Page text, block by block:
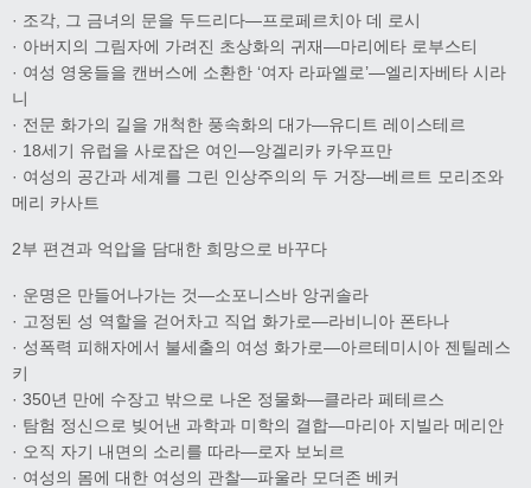
· 조각, 그 금녀의 문을 두드리다―프로페르치아 데 로시
· 아버지의 그림자에 가려진 초상화의 귀재―마리에타 로부스티
· 여성 영웅들을 캔버스에 소환한 ‘여자 라파엘로’―엘리자베타 시라
니
· 전문 화가의 길을 개척한 풍속화의 대가―유디트 레이스테르
· 18세기 유럽을 사로잡은 여인―앙겔리카 카우프만
· 여성의 공간과 세계를 그린 인상주의의 두 거장―베르트 모리조와
메리 카사트
2부 편견과 억압을 담대한 희망으로 바꾸다
· 운명은 만들어나가는 것―소포니스바 앙귀솔라
· 고정된 성 역할을 걷어차고 직업 화가로―라비니아 폰타나
· 성폭력 피해자에서 불세출의 여성 화가로―아르테미시아 젠틸레스
키
· 350년 만에 수장고 밖으로 나온 정물화―클라라 페테르스
· 탐험 정신으로 빚어낸 과학과 미학의 결합―마리아 지빌라 메리안
· 오직 자기 내면의 소리를 따라―로자 보뇌르
· 여성의 몸에 대한 여성의 관찰―파울라 모더존 베커